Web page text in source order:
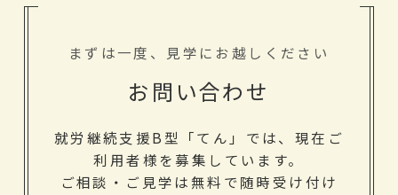
まずは一度、見学にお越しください
お問い合わせ
就労継続支援B型「てん」では、現在ご
利用者様を募集しています。
ご相談・ご見学は無料で随時受け付け